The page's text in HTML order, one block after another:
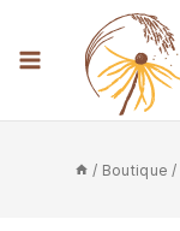
/ Boutique /